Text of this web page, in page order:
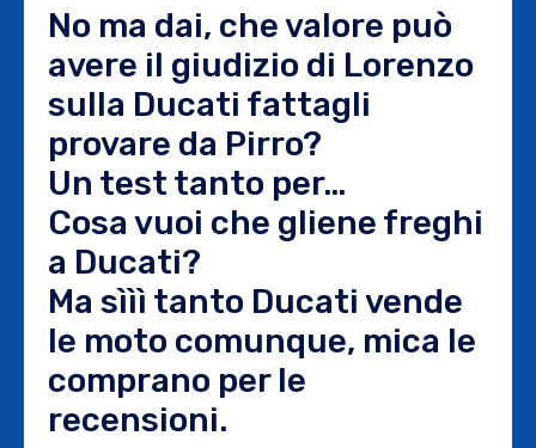
No ma dai, che valore può
avere il giudizio di Lorenzo
sulla Ducati fattagli
provare da Pirro?
Un test tanto per…
Cosa vuoi che gliene freghi
a Ducati?
Ma sììì tanto Ducati vende
le moto comunque, mica le
comprano per le
recensioni.